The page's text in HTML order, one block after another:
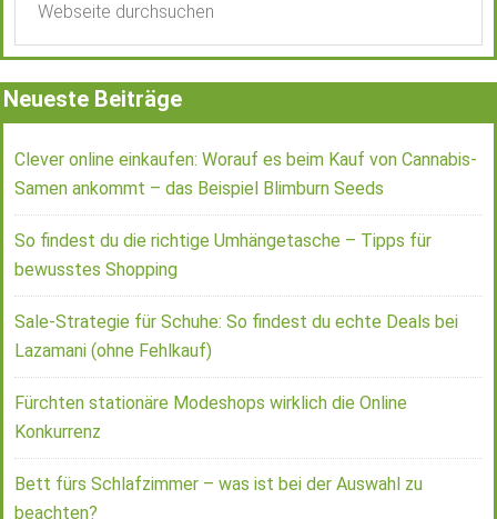
Neueste Beiträge
Clever online einkaufen: Worauf es beim Kauf von Cannabis-
Samen ankommt – das Beispiel Blimburn Seeds
So findest du die richtige Umhängetasche – Tipps für
bewusstes Shopping
Sale-Strategie für Schuhe: So findest du echte Deals bei
Lazamani (ohne Fehlkauf)
Fürchten stationäre Modeshops wirklich die Online
Konkurrenz
Bett fürs Schlafzimmer – was ist bei der Auswahl zu
beachten?